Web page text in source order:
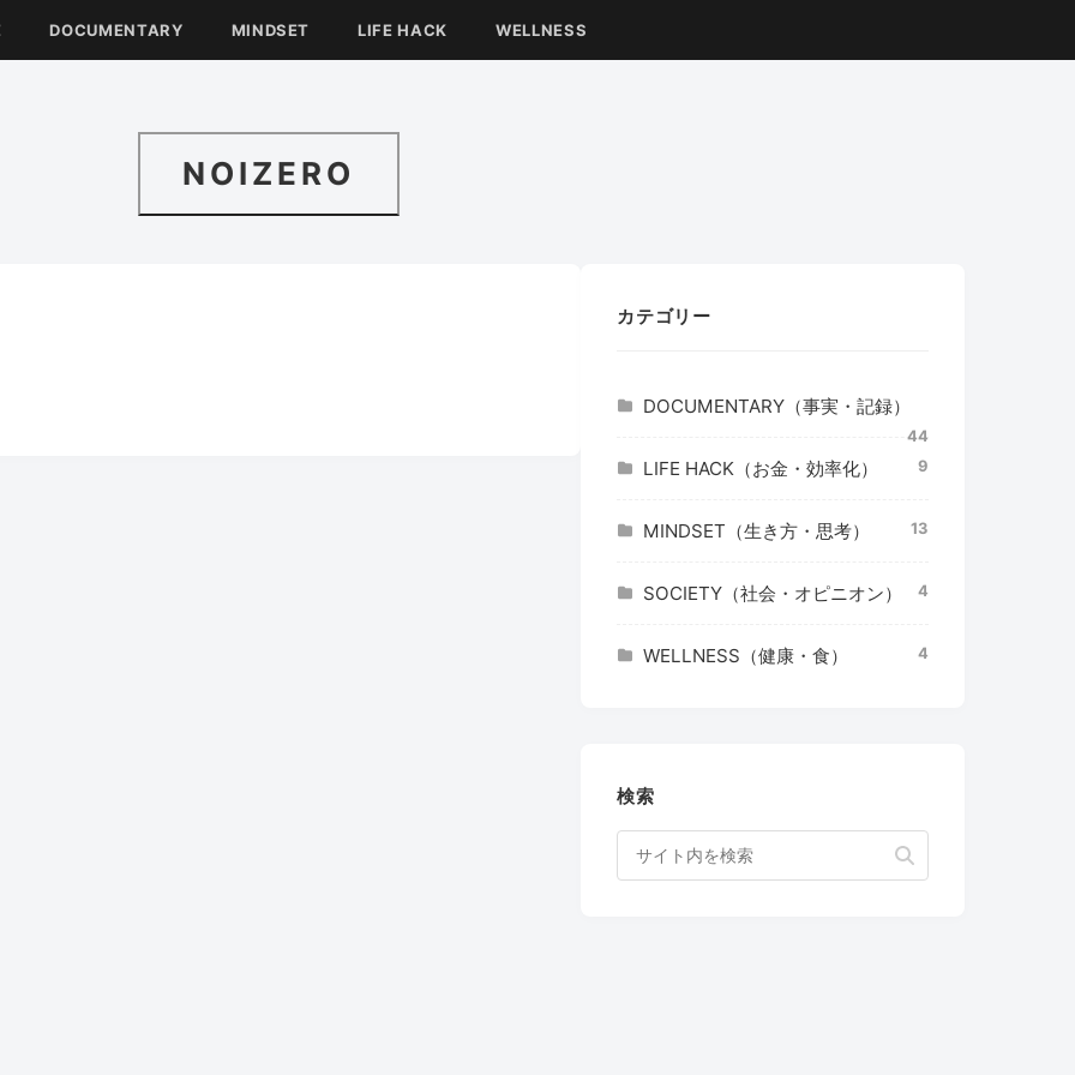
DOCUMENTARY MINDSET LIFE HACK WELLNESS
NOIZERO
カテゴリー
DOCUMENTARY（事実・記録）
44
LIFE HACK（お金・効率化） 9
MINDSET（生き方・思考） 13
SOCIETY（社会・オピニオン） 4
WELLNESS（健康・食） 4
検索